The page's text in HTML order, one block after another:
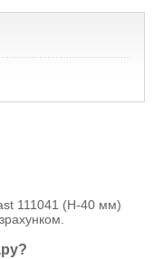
111041 (Н-40 мм)